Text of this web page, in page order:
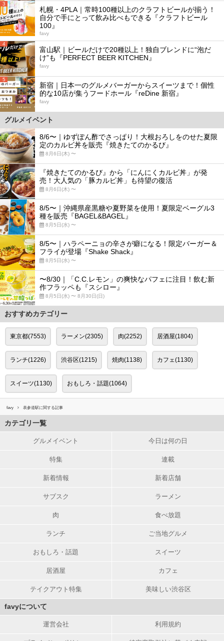
3
札幌・4PLA｜常時100種以上のクラフトビールが揃う！
自分で手にとって飲み比べもできる『クラフトビール
100』
favy
4
富山駅｜ビールだけで20種以上！独自ブレンドに“泡だ
け”も『PERFECT BEER KITCHEN』
favy
5
新宿｜日本一のグルメバーガーからスイーツまで！個性
的な10店が集うフードホール『reDine 新宿』
favy
グルメイベント
8/6〜｜ゆずぽん酢でさっぱり！大根おろしをのせた夏限
定のカルビ丼を販売『焼きたてのかるび』
8月6日(木) 〜
『焼きたてのかるび』から「にんにくカルビ丼」が発
売！大人気の「豚カルビ丼」も待望の復活
8月6日(木) 〜
8/5〜｜沖縄県産黒糖や夏野菜を使用！夏限定ベーグル3
種を販売『BAGEL&BAGEL』
8月5日(水) 〜
8/5〜｜ハラペーニョの辛さが癖になる！限定バーガー＆
フライが登場『Shake Shack』
8月5日(水) 〜
〜8/30｜「C.C.レモン」の爽快なパフェに注目！飲む新
作フラッペも『スシロー』
8月5日(水) 〜 8月30日(日)
おすすめカテゴリー
東京都(7553) ラーメン(2305) 肉(2252) 居酒屋(1804)
ランチ(1226) 渋谷区(1215) 焼肉(1138) カフェ(1130)
スイーツ(1130) おもしろ・話題(1064)
favy 表参道駅に関する記事
カテゴリ一覧
グルメイベント 今日は何の日
特集 連載
新着情報 新着店舗
サブスク ラーメン
肉 食べ放題
ランチ ご当地グルメ
おもしろ・話題 スイーツ
居酒屋 カフェ
テイクアウト特集 美味しい渋谷区
favyについて
運営会社 利用規約